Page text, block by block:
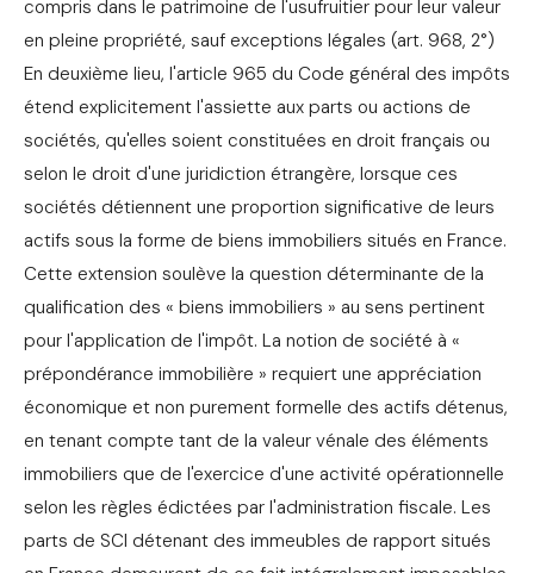
compris dans le patrimoine de l'usufruitier pour leur valeur
en pleine propriété, sauf exceptions légales (art. 968, 2°)
En deuxième lieu, l'article 965 du Code général des impôts
étend explicitement l'assiette aux parts ou actions de
sociétés, qu'elles soient constituées en droit français ou
selon le droit d'une juridiction étrangère, lorsque ces
sociétés détiennent une proportion significative de leurs
actifs sous la forme de biens immobiliers situés en France.
Cette extension soulève la question déterminante de la
qualification des « biens immobiliers » au sens pertinent
pour l'application de l'impôt. La notion de société à «
prépondérance immobilière » requiert une appréciation
économique et non purement formelle des actifs détenus,
en tenant compte tant de la valeur vénale des éléments
immobiliers que de l'exercice d'une activité opérationnelle
selon les règles édictées par l'administration fiscale. Les
parts de SCI détenant des immeubles de rapport situés